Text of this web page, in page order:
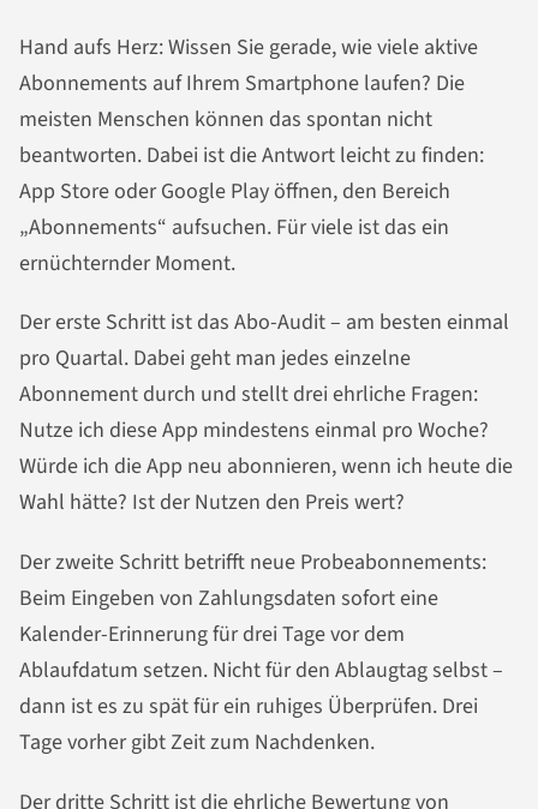
Hand aufs Herz: Wissen Sie gerade, wie viele aktive
Abonnements auf Ihrem Smartphone laufen? Die
meisten Menschen können das spontan nicht
beantworten. Dabei ist die Antwort leicht zu finden:
App Store oder Google Play öffnen, den Bereich
„Abonnements“ aufsuchen. Für viele ist das ein
ernüchternder Moment.
Der erste Schritt ist das Abo-Audit – am besten einmal
pro Quartal. Dabei geht man jedes einzelne
Abonnement durch und stellt drei ehrliche Fragen:
Nutze ich diese App mindestens einmal pro Woche?
Würde ich die App neu abonnieren, wenn ich heute die
Wahl hätte? Ist der Nutzen den Preis wert?
Der zweite Schritt betrifft neue Probeabonnements:
Beim Eingeben von Zahlungsdaten sofort eine
Kalender-Erinnerung für drei Tage vor dem
Ablaufdatum setzen. Nicht für den Ablaugtag selbst –
dann ist es zu spät für ein ruhiges Überprüfen. Drei
Tage vorher gibt Zeit zum Nachdenken.
Der dritte Schritt ist die ehrliche Bewertung von